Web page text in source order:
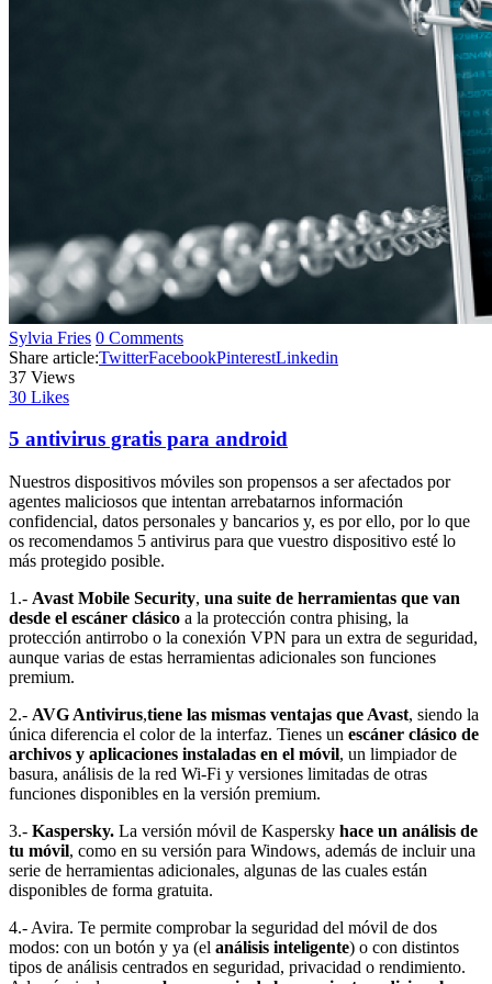
Sylvia Fries 0 Comments
Share article:TwitterFacebookPinterestLinkedin
37 Views
30 Likes
5 antivirus gratis para android
Nuestros dispositivos móviles son propensos a ser afectados por
agentes maliciosos que intentan arrebatarnos información
confidencial, datos personales y bancarios y, es por ello, por lo que
os recomendamos 5 antivirus para que vuestro dispositivo esté lo
más protegido posible.
1.- Avast Mobile Security, una suite de herramientas que van
desde el escáner clásico a la protección contra phising, la
protección antirrobo o la conexión VPN para un extra de seguridad,
aunque varias de estas herramientas adicionales son funciones
premium.
2.- AVG Antivirus,tiene las mismas ventajas que Avast, siendo la
única diferencia el color de la interfaz. Tienes un escáner clásico de
archivos y aplicaciones instaladas en el móvil, un limpiador de
basura, análisis de la red Wi-Fi y versiones limitadas de otras
funciones disponibles en la versión premium.
3.- Kaspersky. La versión móvil de Kaspersky hace un análisis de
tu móvil, como en su versión para Windows, además de incluir una
serie de herramientas adicionales, algunas de las cuales están
disponibles de forma gratuita.
4.- Avira. Te permite comprobar la seguridad del móvil de dos
modos: con un botón y ya (el análisis inteligente) o con distintos
tipos de análisis centrados en seguridad, privacidad o rendimiento.